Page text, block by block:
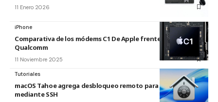
11 Enero 2026
iPhone
Comparativa de los módems C1 De Apple frente al de
Qualcomm
11 Noviembre 2025
Tutoriales
macOS Tahoe agrega desbloqueo remoto para FileVault
mediante SSH